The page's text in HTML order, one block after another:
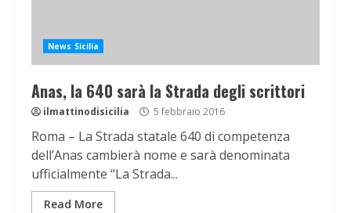
News Sicilia
Anas, la 640 sarà la Strada degli scrittori
ilmattinodisicilia 5 febbraio 2016
Roma – La Strada statale 640 di competenza
dell’Anas cambierà nome e sarà denominata
ufficialmente “La Strada...
Read More